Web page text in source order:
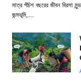
মাত্র পঁচিশ বছরের জীবন বিরসা
জন্মভূমি,…